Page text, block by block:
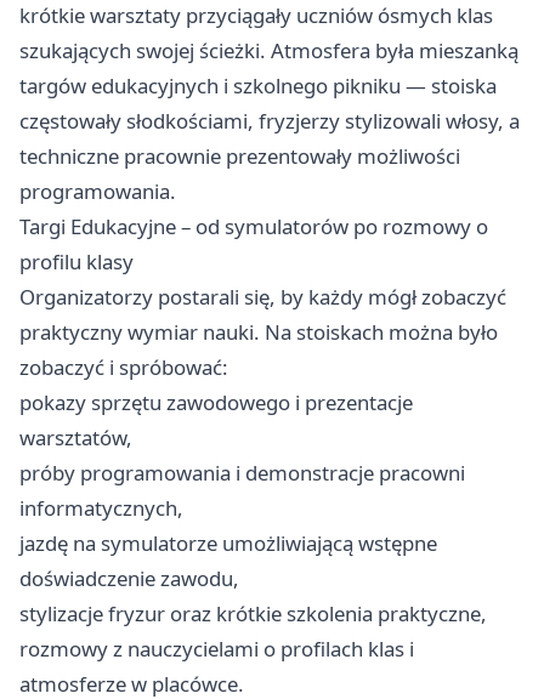
krótkie warsztaty przyciągały uczniów ósmych klas
szukających swojej ścieżki. Atmosfera była mieszanką
targów edukacyjnych i szkolnego pikniku — stoiska
częstowały słodkościami, fryzjerzy stylizowali włosy, a
techniczne pracownie prezentowały możliwości
programowania.
Targi Edukacyjne – od symulatorów po rozmowy o
profilu klasy
Organizatorzy postarali się, by każdy mógł zobaczyć
praktyczny wymiar nauki. Na stoiskach można było
zobaczyć i spróbować:
pokazy sprzętu zawodowego i prezentacje
warsztatów,
próby programowania i demonstracje pracowni
informatycznych,
jazdę na symulatorze umożliwiającą wstępne
doświadczenie zawodu,
stylizacje fryzur oraz krótkie szkolenia praktyczne,
rozmowy z nauczycielami o profilach klas i
atmosferze w placówce.